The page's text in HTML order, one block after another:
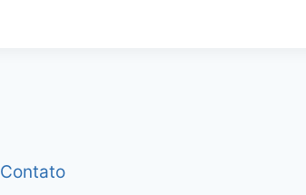
Contato